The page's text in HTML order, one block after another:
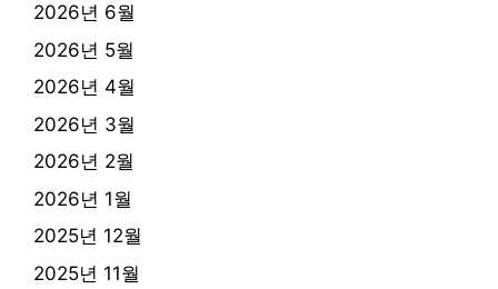
2026년 6월
2026년 5월
2026년 4월
2026년 3월
2026년 2월
2026년 1월
2025년 12월
2025년 11월